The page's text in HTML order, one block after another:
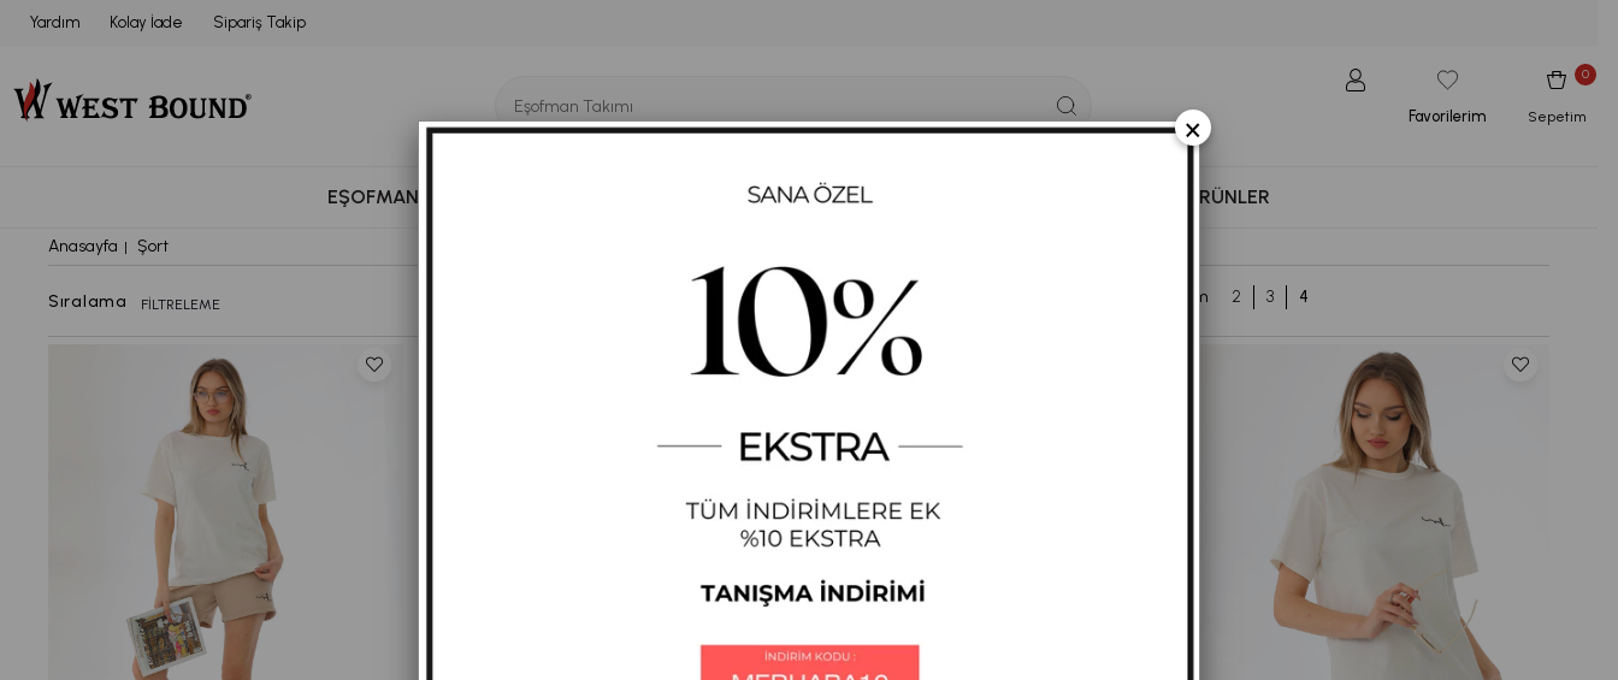
Yardım Kolay İade Sipariş Takip
Sepetim
0
Favorilerim
EŞOFMAN TAKIMI ELBISE SWEATSHIRT YENI ÜRÜNLER
Anasayfa Şort
FILTRELEME
×